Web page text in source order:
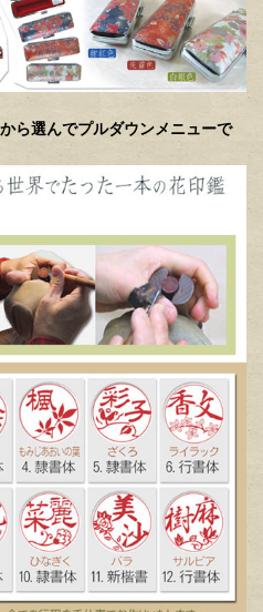
ら選んでプルダウンメニューで